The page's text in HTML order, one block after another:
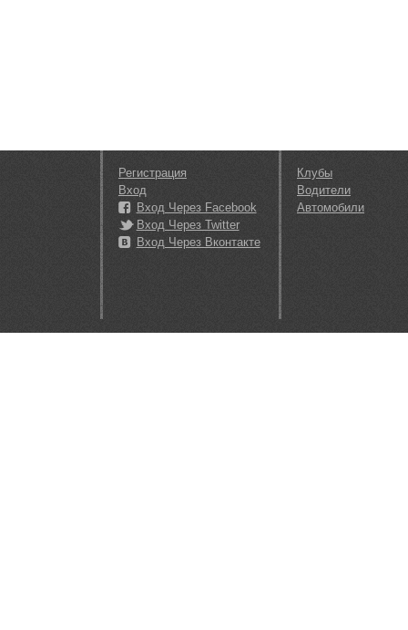
Регистрация
Вход
Вход Через Facebook
Вход Через Twitter
Вход Через Вконтакте
Клубы
Водители
Автомобили